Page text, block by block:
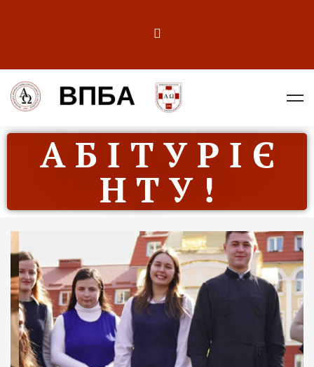
А Б І Т У Р І Є
Н Т У !
ДУХОВНО СИЛЬНІ!